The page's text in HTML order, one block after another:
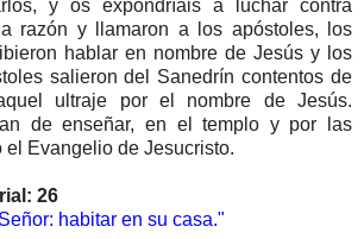
y os expondríais a luchar contra
razón y llamaron a los apóstoles, los
hablar en nombre de Jesús y los
salieron del Sanedrín contentos de
ultraje por el nombre de Jesús.
de enseñar, en el templo y por las
Evangelio de Jesucristo.
26
habitar en su casa."